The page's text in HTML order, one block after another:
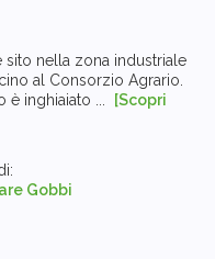
nella zona industriale
al Consorzio Agrario.
è inghiaiato ...
[Scopri
Gobbi